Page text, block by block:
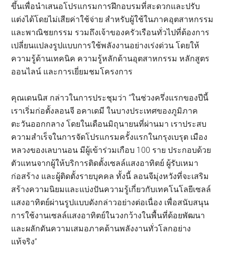
ขึ้นเพื่อนำเสนอโปรแกรมการฝึกอบรมที่สะดวกและปรับ
แต่งได้โดยไม่เสียค่าใช้จ่าย สำหรับผู้ใช้ในภาคอุตสาหกรรม
และพาณิชยกรรม รวมถึงเจ้าของครัวเรือนทั่วไปที่ต้องการ
เปลี่ยนแปลงรูปแบบการใช้พลังงานอย่างเร่งด่วน โดยให้
ความรู้ด้านเทคนิค ความรู้หลักด้านอุตสาหกรรม หลักสูตร
ออนไลน์ และการเยี่ยมชมโครงการ
คุณเดนนิส กล่าวในการประชุมว่า “ในช่วงครึ่งแรกของปีนี้
เราเริ่มก่อตั้งลอนจี อคาเดมี ในบางประเทศของภูมิภาค
ตะวันออกกลาง โดยในเดือนมิถุนายนที่ผ่านมา เราประสบ
ความสำเร็จในการจัดโปรแกรมครั้งแรกในกรุงเบรุต เมือง
หลวงของเลบานอน มีผู้เข้าร่วมเกือบ 100 ราย ประกอบด้วย
ตัวแทนจากผู้ให้บริการติดตั้งเซลล์แสงอาทิตย์ ผู้รับเหมา
ก่อสร้าง และผู้ติดตั้งรายบุคคล ทั้งนี้ ลอนจีมุ่งหวังที่จะเสริม
สร้างความนิยมและแบ่งปันความรู้เกี่ยวกับเทคโนโลยีเซลล์
แสงอาทิตย์ผ่านรูปแบบดังกล่าวอย่างต่อเนื่อง เพื่อสนับสนุน
การใช้งานเซลล์แสงอาทิตย์ในวงกว้างในพื้นที่ด้อยพัฒนา
และผลักดันความเสมอภาคด้านพลังงานทั่วโลกอย่าง
แท้จริง”